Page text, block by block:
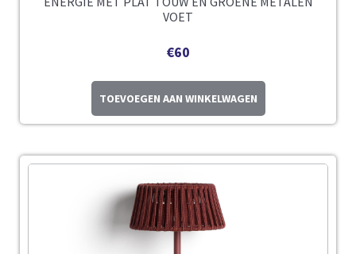
VOET
€60
TOEVOEGEN AAN WINKELWAGEN